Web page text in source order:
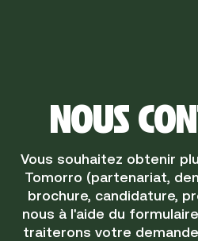
NOUS
Vous souhaitez obtenir
Tomorro (partenariat,
brochure, candidature,
nous à l'aide du
traiterons votre